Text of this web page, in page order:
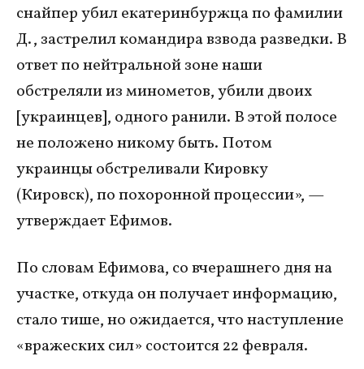
снайпер убил екатеринбуржца по фамилии
Д., застрелил командира взвода разведки. В
ответ по нейтральной зоне наши
обстреляли из минометов, убили двоих
[украинцев], одного ранили. В этой полосе
не положено никому быть. Потом
украинцы обстреливали Кировку
(Кировск), по похоронной процессии», —
утверждает Ефимов.
По словам Ефимова, со вчерашнего дня на
участке, откуда он получает информацию,
стало тише, но ожидается, что наступление
«вражеских сил» состоится 22 февраля.